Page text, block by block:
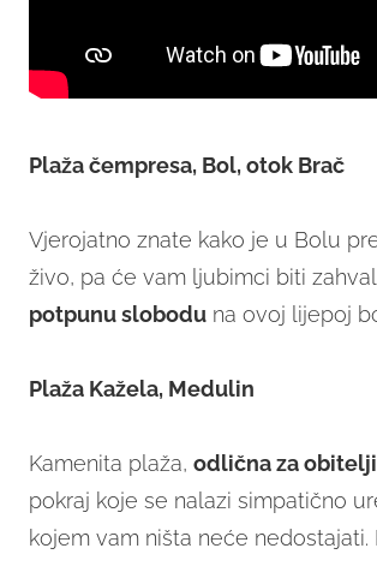
Plaža čempresa, Bol, otok Brač
Vjerojatno znate kako je u Bolu
živo, pa će vam ljubimci biti
potpunu slobodu na ovoj lijepoj
Plaža Kažela, Medulin
Kamenita plaža, odlična za
pokraj koje se nalazi simpatično
kojem vam ništa neće nedostajati.